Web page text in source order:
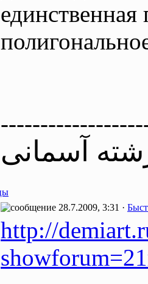
آسمانی
28.7.2009, 3:31 ·
http://